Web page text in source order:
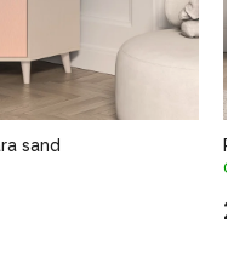
sand